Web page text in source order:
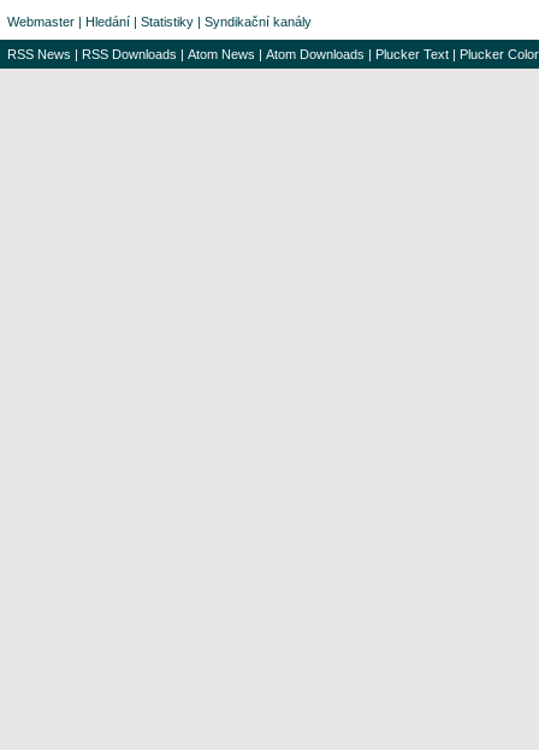
Webmaster | Hledání | Statistiky | Syndikační kanály
RSS News | RSS Downloads | Atom News | Atom Downloads | Plucker Text | Plucker Color